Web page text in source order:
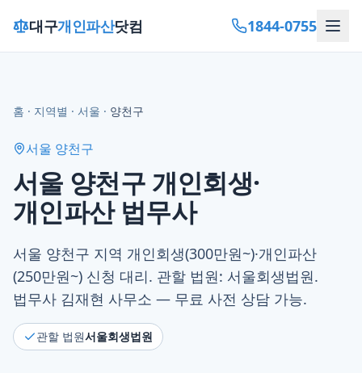
대구개인파산닷컴 1844-0755
홈 · 지역별 · 서울 · 양천구
서울 양천구
서울 양천구 개인회생·
개인파산 법무사
서울 양천구 지역 개인회생(300만원~)·개인파산
(250만원~) 신청 대리. 관할 법원: 서울회생법원.
법무사 김재현 사무소 — 무료 사전 상담 가능.
관할 법원서울회생법원